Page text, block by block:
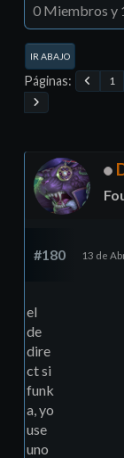
0 Miembros y
IR ABAJO
Páginas 1
#180 13 de
el
de
dire
ct si
funk
a, yo
use
uno